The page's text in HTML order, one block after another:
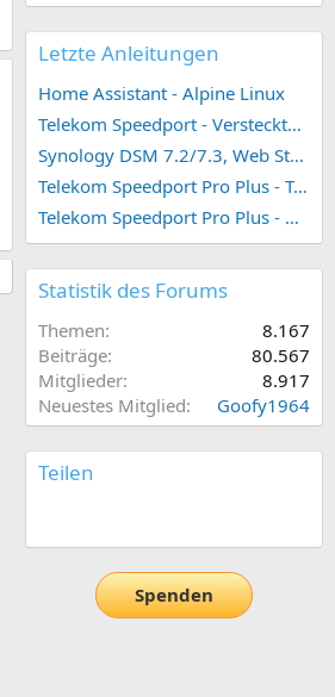
Letzte Anleitungen
Home Assistant - Alpine Linux
Telekom Speedport - Versteckte Konfigurationen
Synology DSM 7.2/7.3, Web Station 4, Webdienst und Webportal erstellen (ehemals vHost)
Telekom Speedport Pro Plus - Telefonie einrichten
Telekom Speedport Pro Plus - Netzwerk einrichten
Statistik des Forums
Themen
8.167
Beiträge
80.567
Mitglieder
8.917
Neuestes Mitglied
Goofy1964
Teilen
Spenden